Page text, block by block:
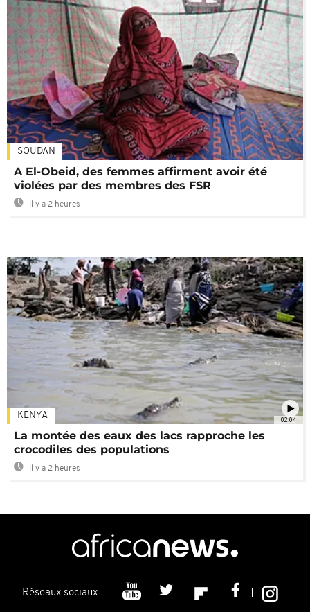
SOUDAN
A El-Obeid, des femmes affirment avoir été
violées par des membres des FSR
Il y a 2 heures
02:04
KENYA
La montée des eaux des lacs rapproche les
crocodiles des populations
Il y a 2 heures
Réseaux sociaux